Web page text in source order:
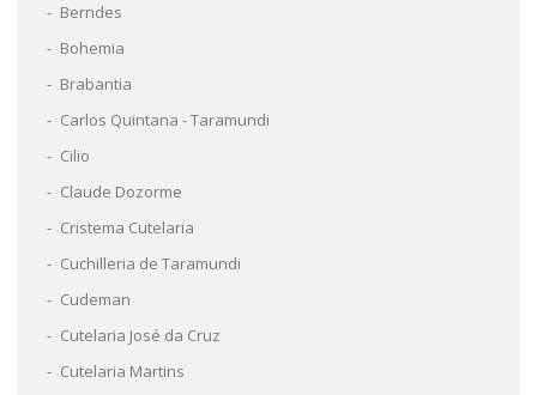
Berndes
Bohemia
Brabantia
Carlos Quintana - Taramundi
Cilio
Claude Dozorme
Cristema Cutelaria
Cuchilleria de Taramundi
Cudeman
Cutelaria José da Cruz
Cutelaria Martins